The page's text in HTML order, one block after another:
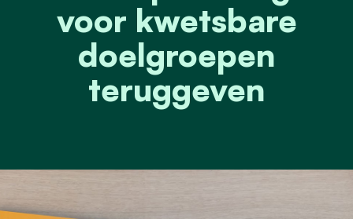
voor kwetsbare
doelgroepen
teruggeven